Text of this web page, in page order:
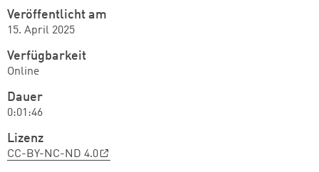
Veröffentlicht am
15. April 2025
Verfügbarkeit
Online
Dauer
0:01:46
Lizenz
CC-BY-NC-ND 4.0